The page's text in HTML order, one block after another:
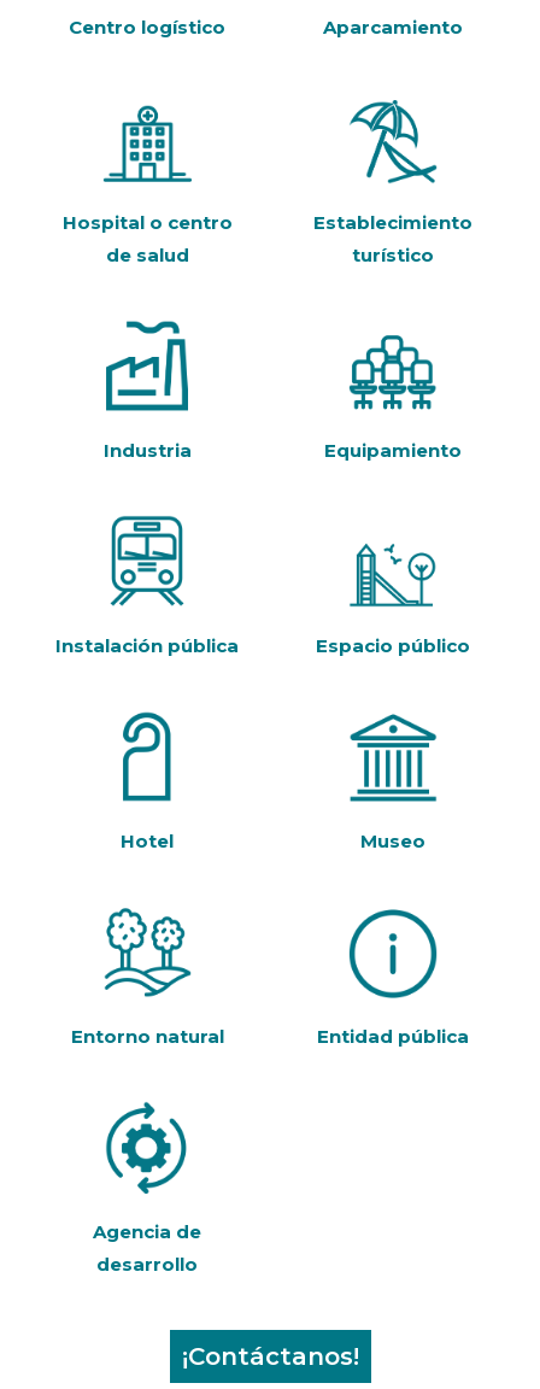
Centro logístico Aparcamiento
Hospital o centro
de salud
Establecimiento
turístico
Industria Equipamiento
Instalación pública Espacio público
Hotel Museo
Entorno natural Entidad pública
Agencia de
desarrollo
¡Contáctanos!